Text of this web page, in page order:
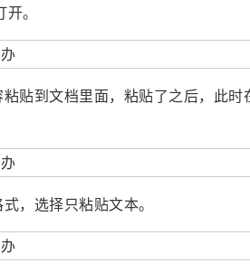
。
贴到文档里面，粘贴了之后，此
，选择只粘贴文本。